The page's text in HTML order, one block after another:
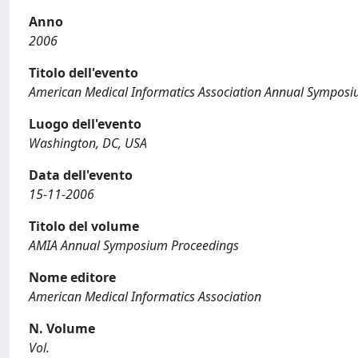
Anno
2006
Titolo dell'evento
American Medical Informatics Association Annual
Luogo dell'evento
Washington, DC, USA
Data dell'evento
15-11-2006
Titolo del volume
AMIA Annual Symposium Proceedings
Nome editore
American Medical Informatics Association
N. Volume
Vol.